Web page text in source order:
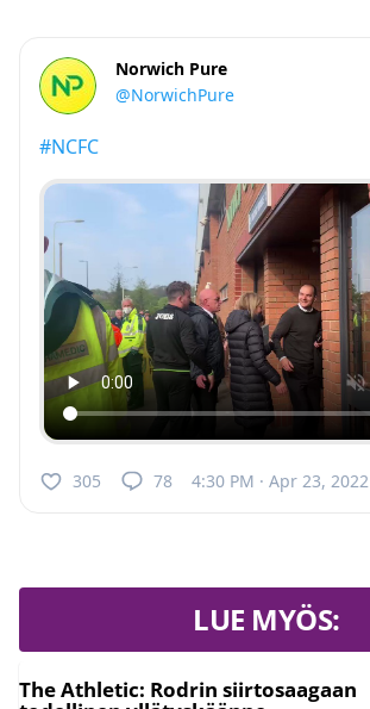
Norwich Pure
@NorwichPure
#NCFC
305 78 4:30 PM · Apr 23, 2022
LUE MYÖS:
The Athletic: Rodrin siirtosaagaan